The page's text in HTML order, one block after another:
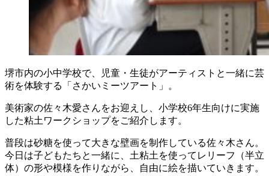
堺市内の小中学校で、児童・生徒がアーティストと一緒に芸
術を体験する「さかいミーツアート」。
美術家の佐々木愛さんをお迎えし、小学校6年生向けに実施
した粘土ワークショップをご紹介します。
普段は砂糖を使って大きな壁画を制作している佐々木さん。
今日は子どもたちと一緒に、土粘土を使ってレリーフ（半立
体）の形や模様を作りながら、自由に絵を描いていきます。